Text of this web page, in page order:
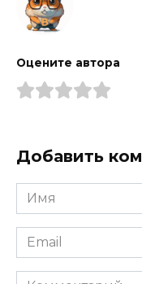
Оцените автора
Добавить
Имя
*
Email
*
Комментарий